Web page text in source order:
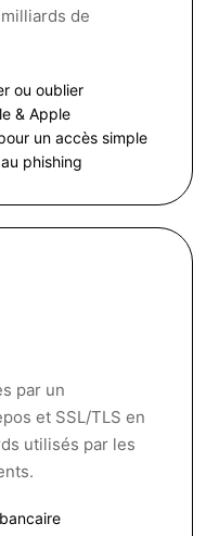
de
ou oublier
& Apple
un accès simple
phishing
par un
et SSL/TLS en
utilisés par les